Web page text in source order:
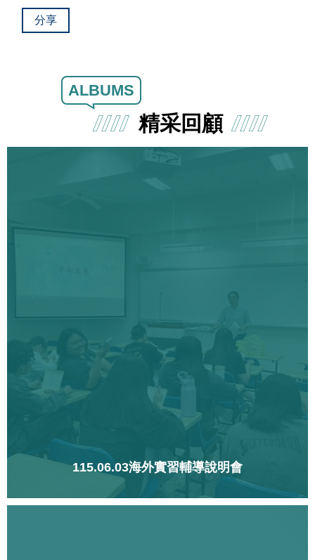
分享
精采回顧
ALBUMS
115.06.03海外實習輔導說明會